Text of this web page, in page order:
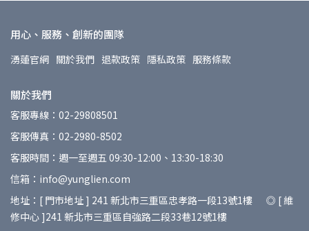
用心、服務、創新的團隊
湧蓮官網 關於我們 退款政策 隱私政策 服務條款
關於我們
客服專線：02-29808501
客服傳真：02-2980-8502
客服時間：週一至週五 09:30-12:00、13:30-18:30
信箱：info@yunglien.com
地址：[ 門市地址 ] 241 新北市三重區忠孝路一段13號1樓 ◎ [ 維
修中心 ]241 新北市三重區自強路二段33巷12號1樓